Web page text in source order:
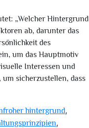
„Welcher Hintergrund
ab, darunter das
des
um das Hauptmotiv
Interessen und
sicherzustellen, dass
hintergrund,
,